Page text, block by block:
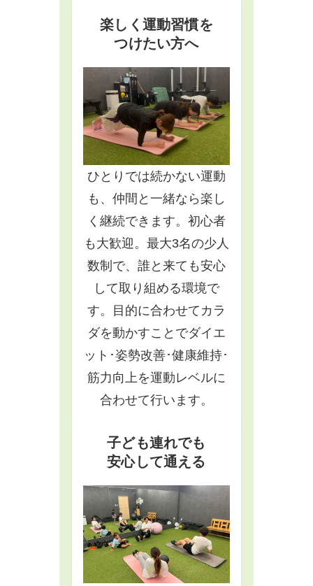
楽しく運動習慣を
つけたい方へ
ひとりでは続かない運動
も、仲間と一緒なら楽し
く継続できます。初心者
も大歓迎。最大3名の少人
数制で、誰と来ても安心
して取り組める環境で
す。目的に合わせてカラ
ダを動かすことでダイエ
ット･姿勢改善･健康維持･
筋力向上を運動レベルに
合わせて行います。
子ども連れでも
安心して通える